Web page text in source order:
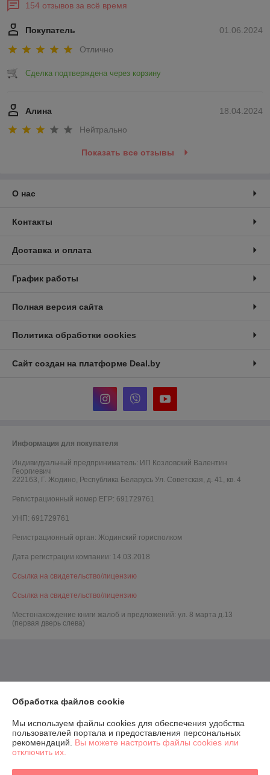
154 отзывов за всё время
01.06.2024
Покупатель
Отлично
Сделка подтверждена через корзину
18.04.2024
Алина
Нейтрально
Показать все отзывы
О нас
Контакты
Доставка и оплата
График работы
Полная версия сайта
Политика обработки cookies
Сайт создан на платформе Deal.by
Информация для покупателя
Индивидуальный предприниматель: ИП Козловский Валентин
Георгиевич
222163, Г. Жодино, Республика Беларусь Ул. Советская, д. 41, кв. 4
Регистрационный номер ЕГР: 691729761
УНП: 691729761
Регистрационный орган: Жодинский горисполком
Дата регистрации компании: 14.03.2018
Ссылка на свидетельство/лицензию
Ссылка на свидетельство/лицензию
Местонахождение книги жалоб и предложений: ул. 8 марта д.13
(первая дверь слева)
Обработка файлов cookie
Мы используем файлы cookies для обеспечения удобства
пользователей портала и предоставления персональных
рекомендаций. Вы можете настроить файлы cookies или
отключить их.